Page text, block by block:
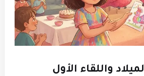
واللقاء الأول